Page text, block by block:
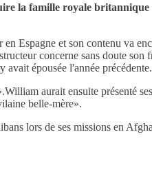
famille royale britannique
Espagne et son contenu va
concerne sans doute
épousée l'année précédente.
aurait ensuite présenté
belle-mère».
lors de ses missions en